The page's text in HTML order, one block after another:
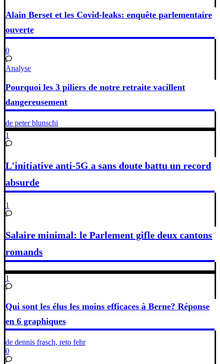
Alain Berset et les Covid-leaks: enquête parlementaire
ouverte
0
Analyse
Pourquoi les 3 piliers de notre retraite vacillent
dangereusement
de peter blunschi
1
L'initiative anti-5G a sans doute battu un record
absurde
1
Salaire minimal: le Parlement gifle deux cantons
romands
1
Qui sont les élus les moins efficaces à Berne? Réponse
en 6 graphiques
de dennis frasch, reto fehr
0